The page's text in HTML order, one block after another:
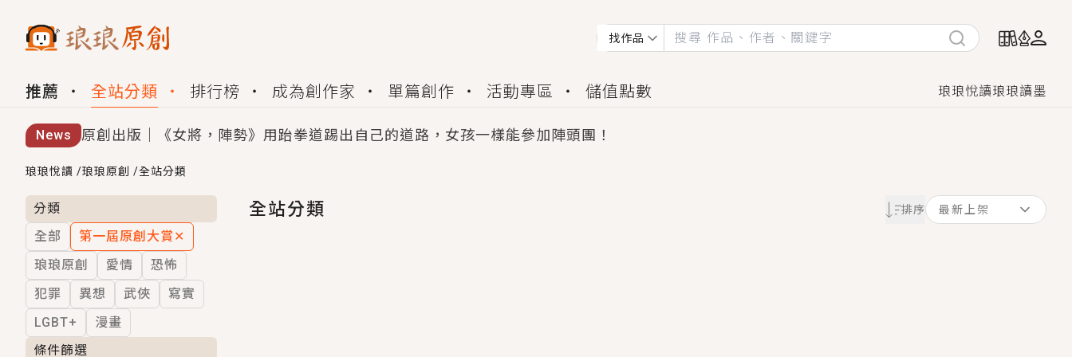
找作品
推薦 全站分類 排行榜 成為創作家 單篇創作 活動專區 儲值點數 琅琅悅讀琅琅讀墨
News 原創出版｜《女將，陣勢》用跆拳道踢出自己的道路，女孩一樣能參加陣頭團！
創,作家招募｜華文小說創作首選！有機會獲得豐富廣宣資源、專屬服務與獨享福利！
小編心動書單｜《離婚你提的，二婚嫁大佬，你哭什麼？》追妻火葬場！前夫失憶移情別戀，她頭也不回找新歡，他居然還後悔了？
GL｜《夏日與檸檬與重疊世界》炎熱的夏日、檸檬的香氣、互相愛慕的兩位少女，今夏最推純愛GL漫畫！
BL｜《費洛蒙中毒》救命！特殊費洛蒙體質世界觀，無法抗拒的吸引力，已中毒Σ>―(〃°ω°〃)♡→
OMG你嚇到我了｜《陰陽鬼店》上班族買了房子模型，但現實中買下的竟是屬於他的停屍櫃？！
言情｜《國語推行員》每個人心中都有一個連自己也無法改變的永恆， 他的一生將不由自主追逐著她……
琅琅悅讀 /琅琅原創 /全站分類
分類
全部
第一屆原創大賞 ✕
琅琅原創
愛情
恐怖
犯罪
異想 武俠
寫實
LGBT+
漫畫
條件篩選
全站分類 排序 最新上架